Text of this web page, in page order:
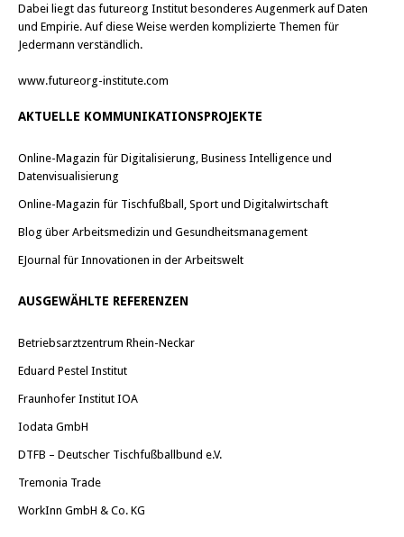
Dabei liegt das futureorg Institut besonderes Augenmerk auf Daten
und Empirie. Auf diese Weise werden komplizierte Themen für
Jedermann verständlich.
www.futureorg-institute.com
AKTUELLE KOMMUNIKATIONSPROJEKTE
Online-Magazin für Digitalisierung, Business Intelligence und
Datenvisualisierung
Online-Magazin für Tischfußball, Sport und Digitalwirtschaft
Blog über Arbeitsmedizin und Gesundheitsmanagement
EJournal für Innovationen in der Arbeitswelt
AUSGEWÄHLTE REFERENZEN
Betriebsarztzentrum Rhein-Neckar
Eduard Pestel Institut
Fraunhofer Institut IOA
Iodata GmbH
DTFB – Deutscher Tischfußballbund e.V.
Tremonia Trade
WorkInn GmbH & Co. KG